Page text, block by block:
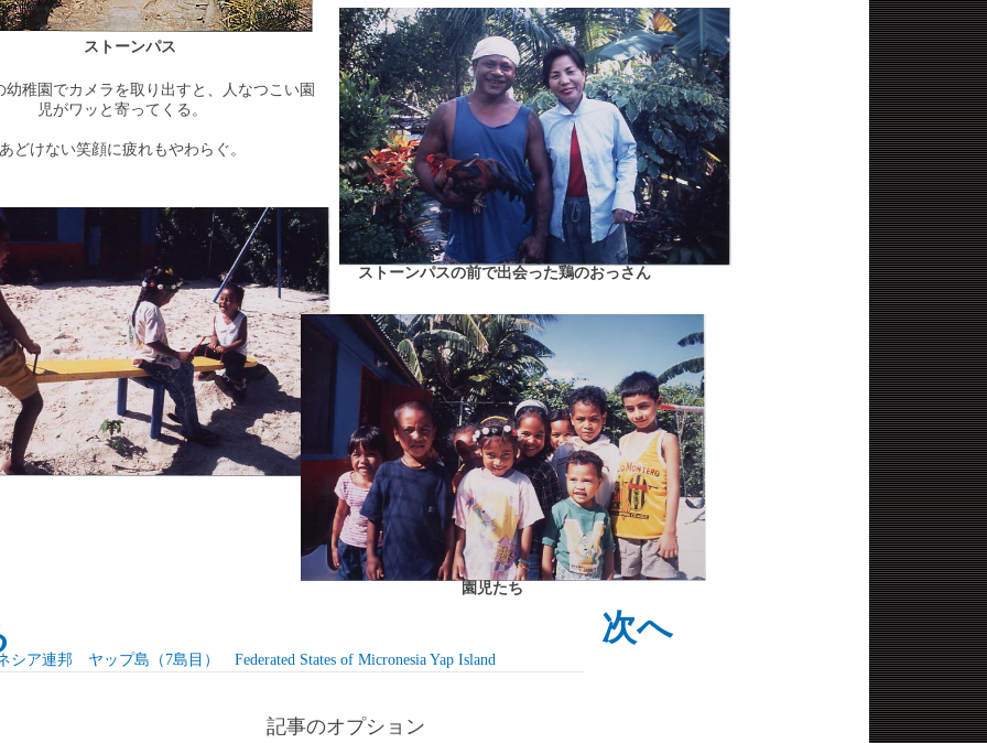
ストーンパス
ストーンパスの前で出会った鶏のおっさん
園児たち
幼稚園でカメラを取り出すと、人なつこい園
児がワッと寄ってくる。
あどけない笑顔に疲れもやわらぐ。
次へ
シア連邦 ヤップ島（7島目） Federated States of Micronesia Yap Island
記事のオプション